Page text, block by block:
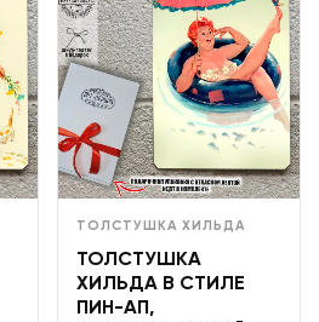
ТОЛСТУШКА ХИЛЬДА
ТОЛСТУШКА
ХИЛЬДА В СТИЛЕ
ПИН-АП,